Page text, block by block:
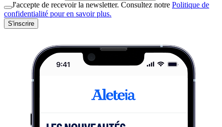
J'accepte de recevoir la newsletter. Consultez notre Politique de
confidentialité pour en savoir plus.
S'inscrire